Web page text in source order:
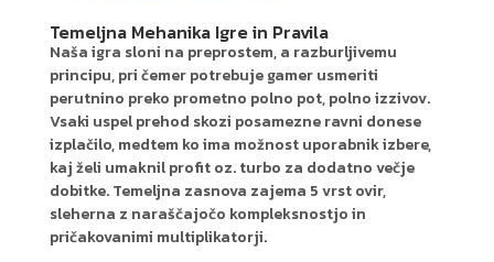
Temeljna Mehanika Igre in Pravila
Naša igra sloni na preprostem, a razburljivemu
principu, pri čemer potrebuje gamer usmeriti
perutnino preko prometno polno pot, polno izzivov.
Vsaki uspel prehod skozi posamezne ravni donese
izplačilo, medtem ko ima možnost uporabnik izbere,
kaj želi umaknil profit oz. turbo za dodatno večje
dobitke. Temeljna zasnova zajema 5 vrst ovir,
sleherna z naraščajočo kompleksnostjo in
pričakovanimi multiplikatorji.